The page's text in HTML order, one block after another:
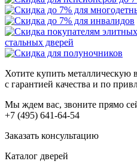
Хотите купить металлическую
с гарантией качества и по
Мы ждем вас, звоните прямо
+7 (495) 641-64-54
Заказать консультацию
Каталог дверей